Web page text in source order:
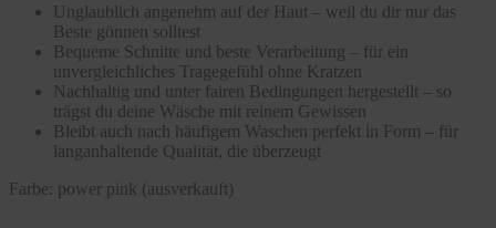
Unglaublich angenehm auf der Haut – weil du dir nur das
Beste gönnen solltest
Bequeme Schnitte und beste Verarbeitung – für ein
unvergleichliches Tragegefühl ohne Kratzen
Nachhaltig und unter fairen Bedingungen hergestellt – so
trägst du deine Wäsche mit reinem Gewissen
Bleibt auch nach häufigem Waschen perfekt in Form – für
langanhaltende Qualität, die überzeugt
Farbe: power pink (ausverkauft)